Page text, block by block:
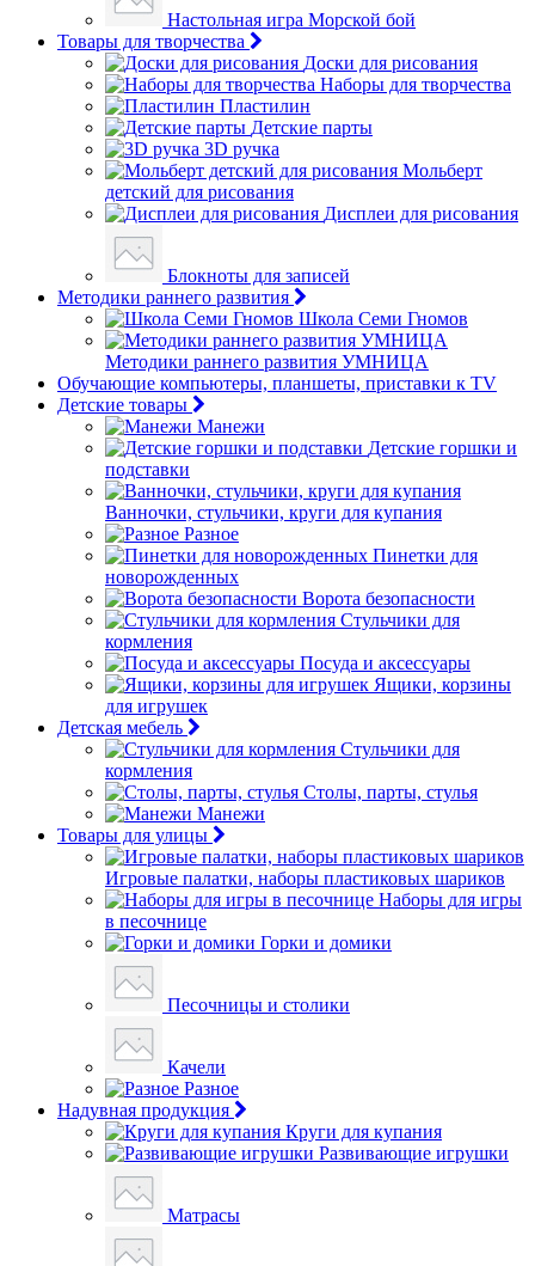
Настольная игра Морской бой
Товары для творчества
Доски для рисования
Наборы для творчества
Пластилин
Детские парты
3D ручка
Мольберт
детский для рисования
Дисплеи для рисования
Блокноты для записей
Методики раннего развития
Школа Семи Гномов
Методики раннего развития УМНИЦА
Обучающие компьютеры, планшеты, приставки к TV
Детские товары
Манежи
Детские горшки и
подставки
Ванночки, стульчики, круги для купания
Разное
Пинетки для
новорожденных
Ворота безопасности
Стульчики для
кормления
Посуда и аксессуары
Ящики, корзины
для игрушек
Детская мебель
Стульчики для
кормления
Столы, парты, стулья
Манежи
Товары для улицы
Игровые палатки, наборы пластиковых шариков
Наборы для игры
в песочнице
Горки и домики
Песочницы и столики
Качели
Разное
Надувная продукция
Круги для купания
Развивающие игрушки
Матрасы